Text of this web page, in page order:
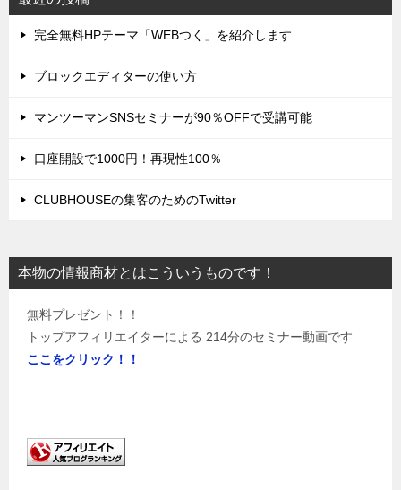
完全無料HPテーマ「WEBつく」を紹介します
ブロックエディターの使い方
マンツーマンSNSセミナーが90％OFFで受講可能
口座開設で1000円！再現性100％
CLUBHOUSEの集客のためのTwitter
本物の情報商材とはこういうものです！
無料プレゼント！！
トップアフィリエイターによる 214分のセミナー動画です
ここをクリック！！